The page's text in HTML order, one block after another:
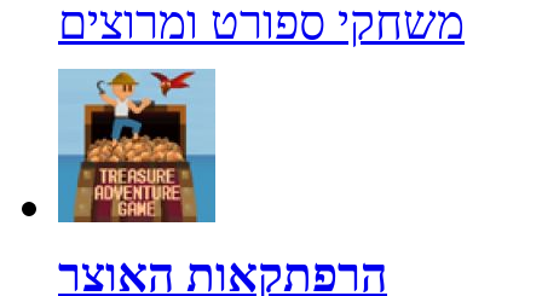
משחקי ספורט ומרוצים
הרפתקאות האוצר